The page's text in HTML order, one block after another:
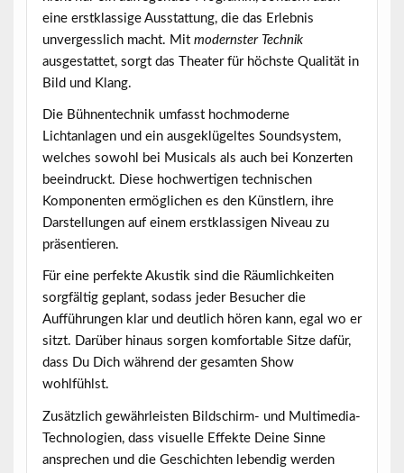
eine erstklassige Ausstattung, die das Erlebnis
unvergesslich macht. Mit modernster Technik
ausgestattet, sorgt das Theater für höchste Qualität in
Bild und Klang.
Die Bühnentechnik umfasst hochmoderne
Lichtanlagen und ein ausgeklügeltes Soundsystem,
welches sowohl bei Musicals als auch bei Konzerten
beeindruckt. Diese hochwertigen technischen
Komponenten ermöglichen es den Künstlern, ihre
Darstellungen auf einem erstklassigen Niveau zu
präsentieren.
Für eine perfekte Akustik sind die Räumlichkeiten
sorgfältig geplant, sodass jeder Besucher die
Aufführungen klar und deutlich hören kann, egal wo er
sitzt. Darüber hinaus sorgen komfortable Sitze dafür,
dass Du Dich während der gesamten Show
wohlfühlst.
Zusätzlich gewährleisten Bildschirm- und Multimedia-
Technologien, dass visuelle Effekte Deine Sinne
ansprechen und die Geschichten lebendig werden